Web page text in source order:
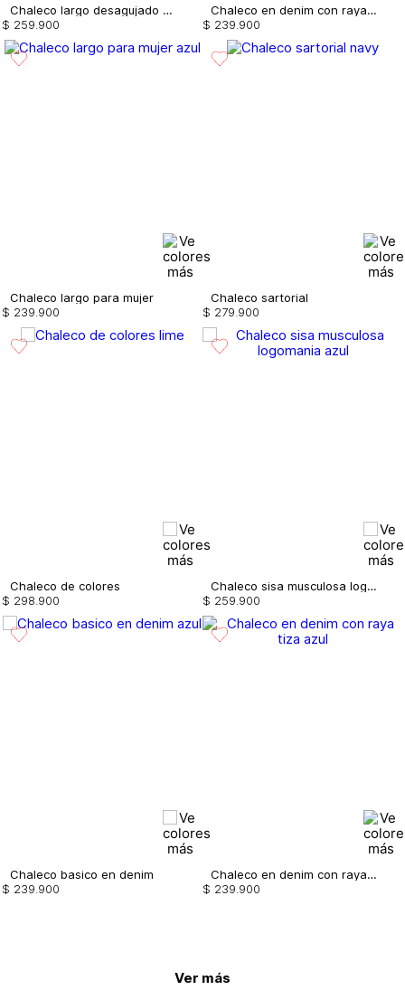
Chaleco largo desagujado para mujer
$ 259 900
Chaleco en denim con raya tiza
$ 239 900
Chaleco largo para mujer
$ 239.900
Chaleco sartorial
$ 279.900
Chaleco de colores
$ 298 900
Chaleco sisa musculosa logomania
$ 259 900
Chaleco basico en denim
$ 239 900
Chaleco en denim con raya tiza
$ 239 900
Ver más